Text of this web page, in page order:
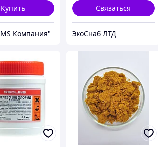
Купить
Компания"
Связаться
ЭкоСнаб ЛТД